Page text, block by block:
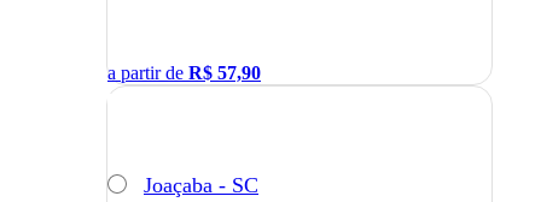
a partir de R$ 57,90
Joaçaba - SC